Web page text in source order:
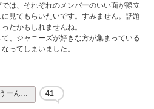
は、それぞれのメンバーのいい面が際立
見てもらいたいです。すみません。話題
たかもしれませんね。
、ジャニーズが好きな方が集まっている
ってしまいました。
うーん… 41